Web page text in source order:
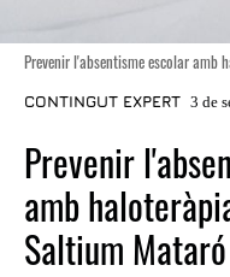
Prevenir l'absentisme escolar
CONTINGUT EXPERT 3 de
Prevenir
amb
Saltium Mataró